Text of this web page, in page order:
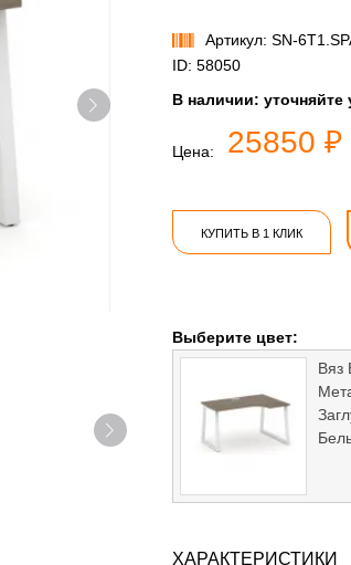
Артикул: SN-
ID: 58050
В наличии:
Цена: 25850 ₽
КУПИТЬ В 1 КЛИК
Выберите цвет:
Вяз
ХАРАКТЕРИСТИКИ